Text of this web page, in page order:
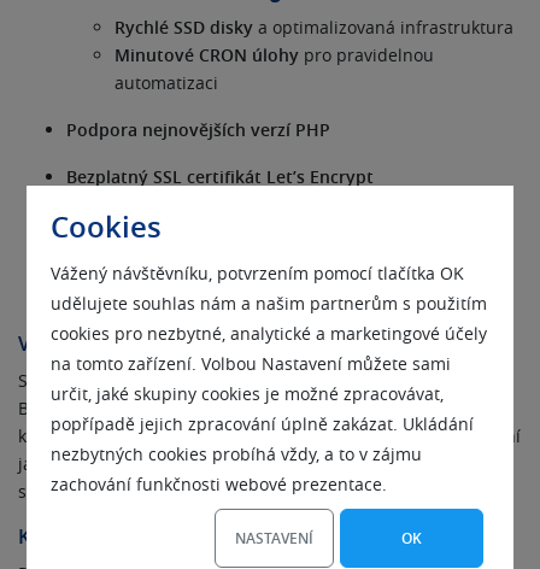
Cookies
Vážený návštěvníku, potvrzením pomocí tlačítka OK
udělujete souhlas nám a našim partnerům s použitím
cookies pro nezbytné, analytické a marketingové účely
na tomto zařízení. Volbou Nastavení můžete sami
určit, jaké skupiny cookies je možné zpracovávat,
popřípadě jejich zpracování úplně zakázat. Ukládání
nezbytných cookies probíhá vždy, a to v zájmu
zachování funkčnosti webové prezentace.
NASTAVENÍ OK
Rychlé SSD disky a optimalizovaná infrastruktura
Minutové CRON úlohy pro pravidelnou
automatizaci
Podpora nejnovějších verzí PHP
Bezplatný SSL certifikát Let’s Encrypt
Moderní administrace
Zálohování v ceně služby
Výhodná cena a špičkový výkon
S měsíční cenou již od
Basic od CZECHIA nejlevnější nabídku v testu – a přitom bez
kompromisů v rychlosti nebo funkčnosti. Hosting je tak ideální
jak pro začínající projekty, tak pro firemní prezentace nebo e-
shopy.
Kompletní výsledky testu: